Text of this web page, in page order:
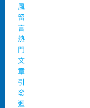
風
留
言
熱
門
文
章
引
發
迴